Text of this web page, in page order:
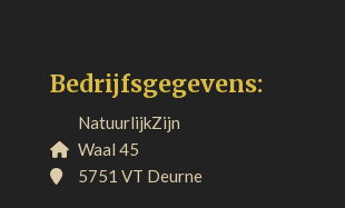
Bedrijfsgegevens:
NatuurlijkZijn
Waal 45
5751 VT Deurne